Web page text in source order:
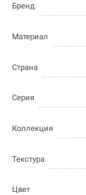
Бренд
Материал
Страна
Серия
Коллекция
Текстура
Цвет